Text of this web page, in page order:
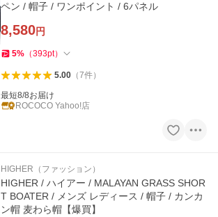
ペン / 帽子 / ワンポイント / 6パネル
8,580円
5% （393pt）
5.00（7件）
最短8/8お届け
ROCOCO Yahoo!店
HIGHER（ファッション）
HIGHER / ハイアー / MALAYAN GRASS SHOR
T BOATER / メンズ レディース / 帽子 / カンカ
ン帽 麦わら帽【爆買】